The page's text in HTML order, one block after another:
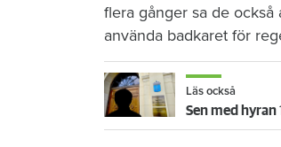
flera gånger sa de
använda badkaret för
Läs också
Sen med hyran